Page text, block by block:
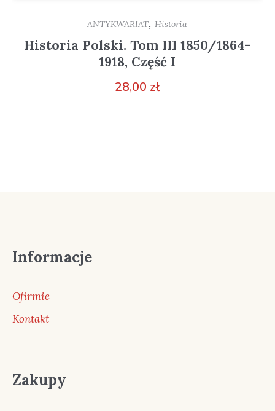
ANTYKWARIAT, Historia
Historia Polski. Tom III 1850/1864-
1918, Część I
28,00 zł
Informacje
Ofirmie
Kontakt
Zakupy